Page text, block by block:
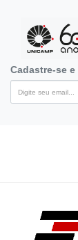
Cadastre-se